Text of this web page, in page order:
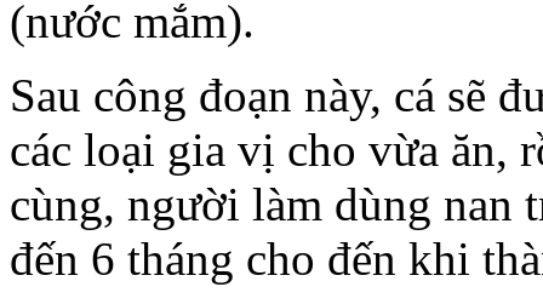
(nước mắm).
Sau công đoạn này, cá sẽ
các loại gia vị cho vừa ăn,
cùng, người làm dùng nan
đến 6 tháng cho đến khi